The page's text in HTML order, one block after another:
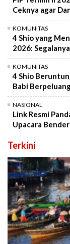
Ceknya agar
KOMUNITAS
4 Shio yang
2026:
KOMUNITAS
4 Shio
Babi
NASIONAL
Link Resmi
Upacara
Terkini